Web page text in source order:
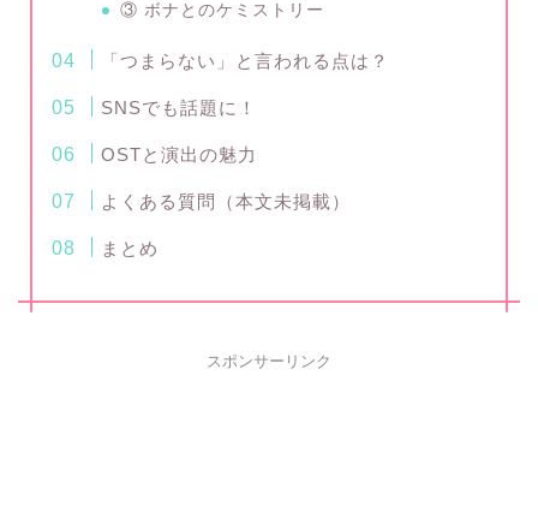
③ ボナとのケミストリー
「つまらない」と言われる点は？
SNSでも話題に！
OSTと演出の魅力
よくある質問（本文未掲載）
まとめ
スポンサーリンク